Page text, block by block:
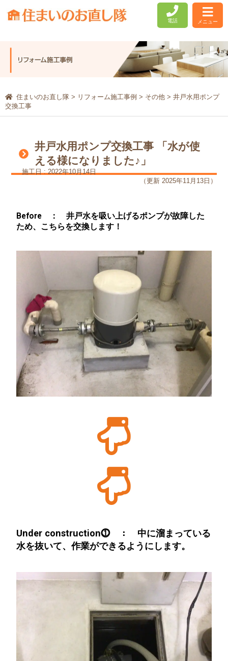
電話 メニュー
住まいのお直し隊> リフォーム施工事例 > その他> 井戸水用ポンプ
交換工事
井戸水用ポンプ交換工事 「水が使
える様になりました♪」
施工日 : 2022年10月14日
（更新 2025年11月13日）
Before ： 井戸水を吸い上げるポンプが故障した
ため、こちらを交換します！
Under construction⓵ ： 中に溜まっている
水を抜いて、作業ができるようにします。